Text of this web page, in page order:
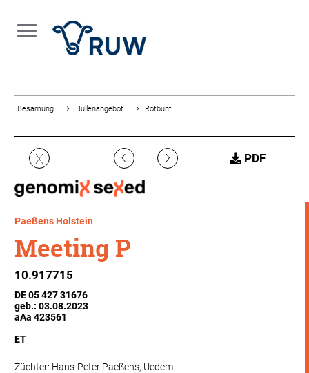
Besamung Bullenangebot Rotbunt
X ‹ › PDF
Paeßens Holstein
Meeting P
10.917715
DE 05 427 31676
geb.: 03.08.2023
aAa 423561
ET
Züchter: Hans-Peter Paeßens, Uedem